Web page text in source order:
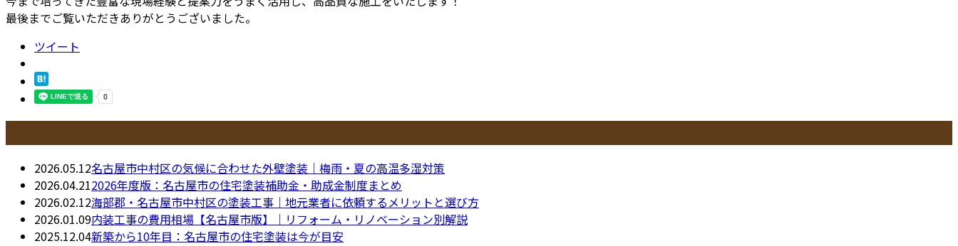
最後までご覧いただきありがとうございました。
ツイート
2026.05.12名古屋市中村区の気候に合わせた外壁塗装｜梅雨・夏の高温多湿対策
2026.04.212026年度版：名古屋市の住宅塗装補助金・助成金制度まとめ
2026.02.12海部郡・名古屋市中村区の塗装工事｜地元業者に依頼するメリットと選び方
2026.01.09内装工事の費用相場【名古屋市版】｜リフォーム・リノベーション別解説
2025.12.04新築から10年目：名古屋市の住宅塗装は今が目安